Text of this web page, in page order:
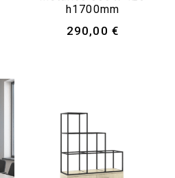
h1700mm
290,00 €